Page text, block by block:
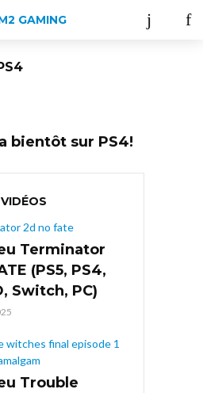
bientôt sur PS4!
Terminator
(PS5, PS4,
Switch, PC)
Trouble